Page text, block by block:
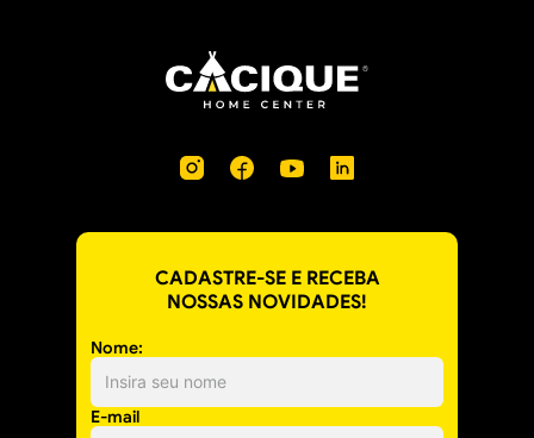
CADASTRE-SE E RECEBA
NOSSAS NOVIDADES!
Nome:
E-mail